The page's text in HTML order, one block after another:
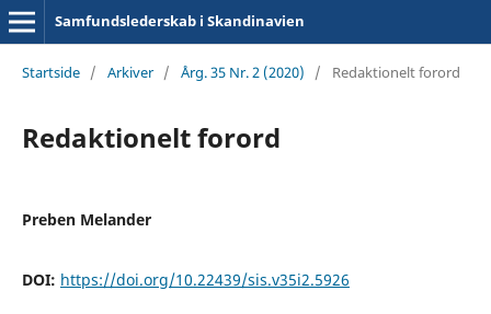
Samfundslederskab i Skandinavien
Startside / Arkiver / Årg. 35 Nr. 2 (2020) / Redaktionelt forord
Redaktionelt forord
Preben Melander
DOI: https://doi.org/10.22439/sis.v35i2.5926